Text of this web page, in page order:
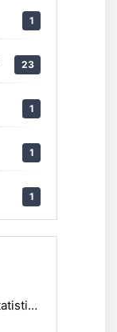
1
23
1
1
1
2025 Yılı Schengen Vizesi İstatistikleri & Güneydoğu Avrupa Ülkeleri (Balkanlar)